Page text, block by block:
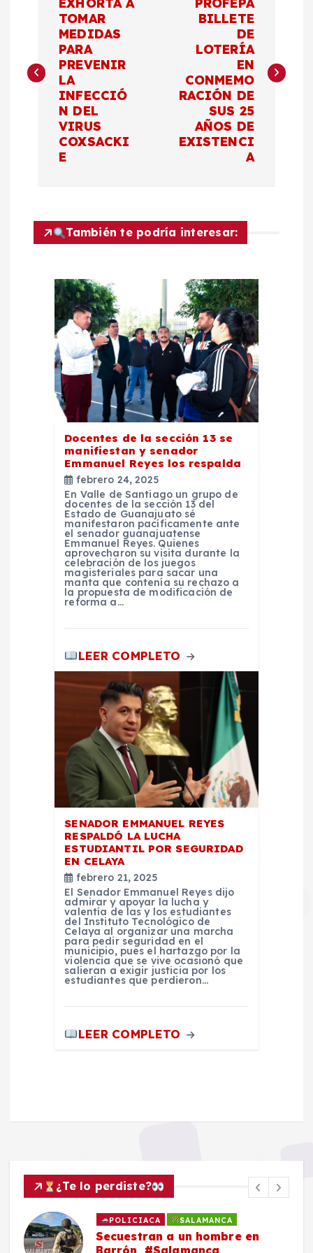
e
ó
EXHORTA A
TOMAR
MEDIDAS
PARA
PREVENIR
LA
INFECCIÓ
N DEL
VIRUS
COXSACKI
E
PROFEPA
BILLETE
DE
LOTERÍA
EN
CONMEMO
RACIÓN DE
SUS 25
AÑOS DE
EXISTENCI
A
También te podría interesar:
Docentes de la sección 13 se
manifiestan y senador
Emmanuel Reyes los respalda
febrero 24, 2025
En Valle de Santiago un grupo de
docentes de la sección 13 del
Estado de Guanajuato sé
manifestaron pacíficamente ante
el senador guanajuatense
Emmanuel Reyes. Quienes
aprovecharon su visita durante la
celebración de los juegos
magisteriales para sacar una
manta que contenía su rechazo a
la propuesta de modificación de
reforma a…
LEER COMPLETO
SENADOR EMMANUEL REYES
RESPALDÓ LA LUCHA
ESTUDIANTIL POR SEGURIDAD
EN CELAYA
febrero 21, 2025
El Senador Emmanuel Reyes dijo
admirar y apoyar la lucha y
valentía de las y los estudiantes
del Instituto Tecnológico de
Celaya al organizar una marcha
para pedir seguridad en el
municipio, pues el hartazgo por la
violencia que se vive ocasionó que
salieran a exigir justicia por los
estudiantes que perdieron…
LEER COMPLETO
¿Te lo perdiste?
POLICIACA SALAMANCA
Secuestran a un hombre en
Barrón, #Salamanca